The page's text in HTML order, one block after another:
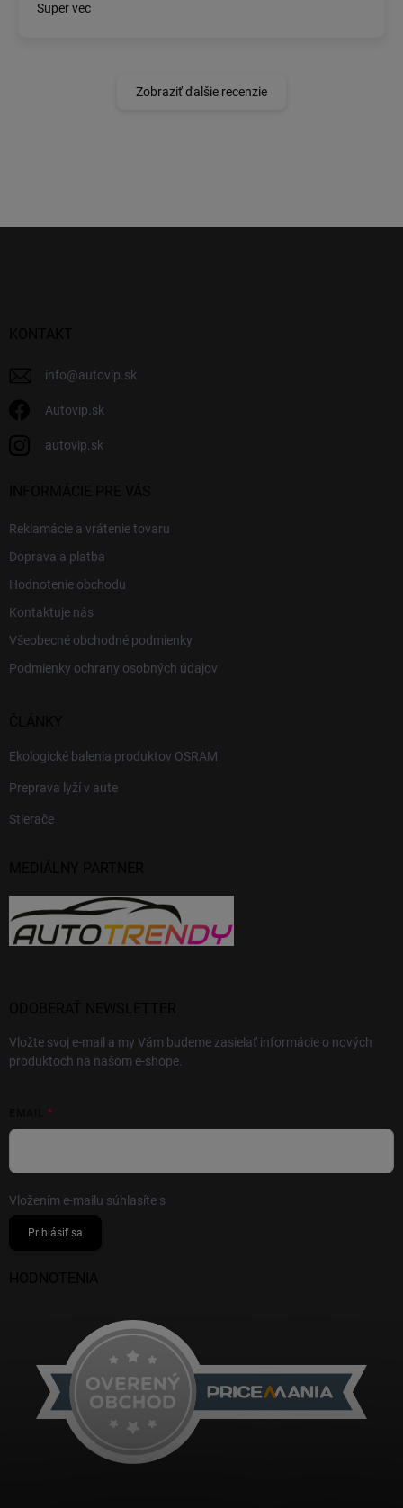
Super vec
Zobraziť ďalšie recenzie
info@autovip.sk
Autovip.sk
autovip.sk
Reklamácie a vrátenie tovaru
Doprava a platba
Hodnotenie obchodu
Kontaktuje nás
Všeobecné obchodné podmienky
Podmienky ochrany osobných údajov
Ekologické balenia produktov OSRAM
Preprava lyží v aute
Stierače
Vložte svoj e-mail a my Vám budeme zasielať informácie o nových
produktoch na našom e-shope.
Vložením e-mailu súhlasíte s
Prihlásiť sa